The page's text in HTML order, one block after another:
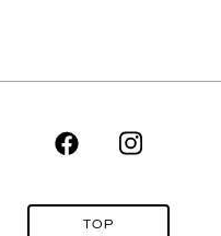
TOP